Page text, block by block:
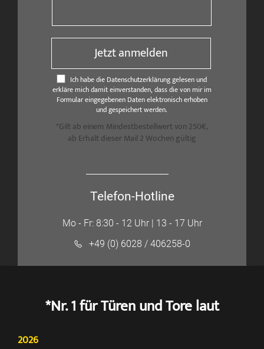
Jetzt anmelden
Ich habe die Datenschutzerklärung gelesen und
erkläre mich damit einverstanden, dass die von mir im
Formular eingegebenen Daten elektronisch erhoben
und gespeichert werden.
*Gilt ab einem Mindestbestellwert von 250€,
ab Erhalt dieser Mail 2 Wochen gültig
Telefon-Hotline
Mo - Fr: 8:30 - 12 Uhr | 13 - 17 Uhr
+49 (0) 6028 / 406258-0
*Nr. 1 für Türen und Tore laut
2026